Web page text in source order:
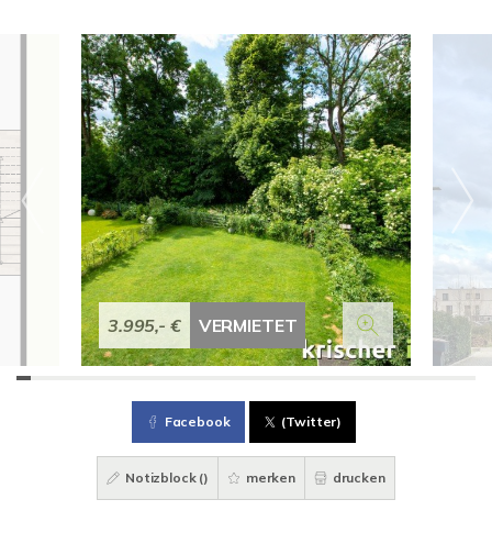
3.995,- € VERMIETET
Facebook (Twitter)
Notizblock () merken drucken